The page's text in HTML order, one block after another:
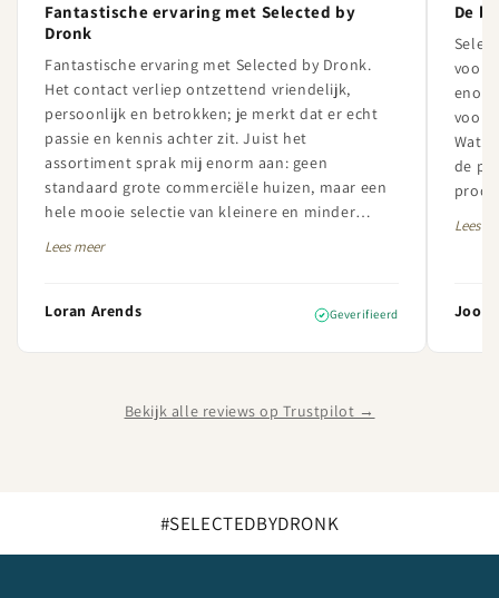
Fantastische ervaring met Selected by
Dronk
Fantastische ervaring met Selected by Dronk.
Het contact verliep ontzettend vriendelijk,
persoonlijk en betrokken; je merkt dat er echt
passie en kennis achter zit. Juist het
assortiment sprak mij enorm aan: geen
standaard grote commerciële huizen, maar een
hele mooie selectie van kleinere en minder
tevreden over de service én het aanbod en zal
Lees meer
Loran Arends Geverifieerd
De
voor
Wat
de
Lees
Bekijk alle reviews op Trustpilot →
#SELECTEDBYDRONK